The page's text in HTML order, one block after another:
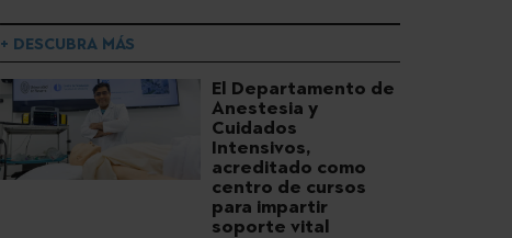
+ DESCUBRA MÁS
El Departamento de
Anestesia y
Cuidados
Intensivos,
acreditado como
centro de cursos
para impartir
soporte vital